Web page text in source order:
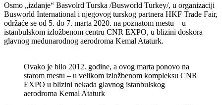
Osmo „izdanje“ Basvolrd Turska /Busworld Turkey/, u organizaciji
Busworld International i njegovog turskog partnera HKF Trade Fair,
održaće se od 5. do 7. marta 2020. na poznatom mestu – u
istanbulskom izložbenom centru CNR EXPO, u blizini doskora
glavnog međunarodnog aerodroma Kemal Ataturk.
Ovako je bilo 2012. godine, a ovog marta ponovo na
starom mestu – u velikom izložbenom kompleksu CNR
EXPO u blizini nekada glavnog istanbulskog
aerodroma Kemal Ataturk